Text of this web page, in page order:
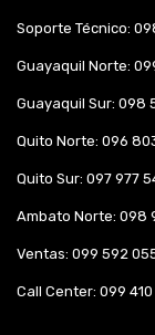
Soporte Técnico:
Guayaquil Norte:
Guayaquil Sur: 098
Quito Norte: 096
Quito Sur: 097 977
Ambato Norte: 098
Ventas: 099 592
Call Center: 099 410